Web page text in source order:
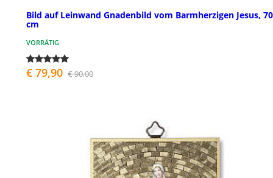
Bild auf Leinwand Gnadenbild vom Barmherzigen Jesus,
cm
VORRÄTIG
€ 79,90 € 90,00